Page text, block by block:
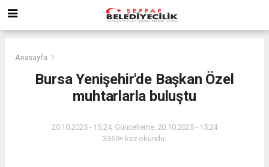
Anasayfa
Bursa Yenişehir'de Başkan Özel
muhtarlarla buluştu
20.10.2025 - 15:24, Güncelleme: 20.10.2025 - 15:24
3369+ kez okundu.